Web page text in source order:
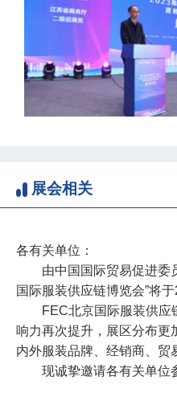
展会相关
各有关单位：
由中国国际贸易促进委
国际服装供应链博览会”将
FEC北京国际服装供
响力再次提升，展区分布更
内外服装品牌、经销商、贸
现诚挚邀请各有关单位